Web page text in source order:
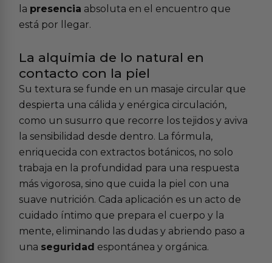
la presencia absoluta en el encuentro que
está por llegar.
La alquimia de lo natural en
contacto con la piel
Su textura se funde en un masaje circular que
despierta una cálida y enérgica circulación,
como un susurro que recorre los tejidos y aviva
la sensibilidad desde dentro. La fórmula,
enriquecida con extractos botánicos, no solo
trabaja en la profundidad para una respuesta
más vigorosa, sino que cuida la piel con una
suave nutrición. Cada aplicación es un acto de
cuidado íntimo que prepara el cuerpo y la
mente, eliminando las dudas y abriendo paso a
una seguridad espontánea y orgánica.